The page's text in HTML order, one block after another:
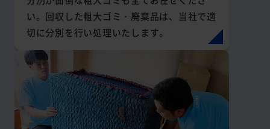
い。回収した粗大ゴミ・廃棄品は、当社で適
切に分別を行い処理いたします。